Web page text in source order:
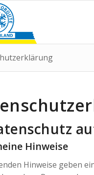
Hinweise
Hinweise geben